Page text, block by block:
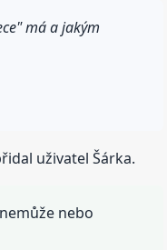
má a jakým
uživatel Šárka.
nebo